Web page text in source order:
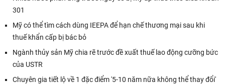
301
Mỹ có thể tìm cách dùng IEEPA để hạn chế thương mại sau khi
thuế khẩn cấp bị bác bỏ
Ngành thủy sản Mỹ chia rẽ trước đề xuất thuế lao động cưỡng bức
của USTR
Chuyên gia tiết lộ về 1 đặc điểm '5-10 năm nữa không thể thay đổi'